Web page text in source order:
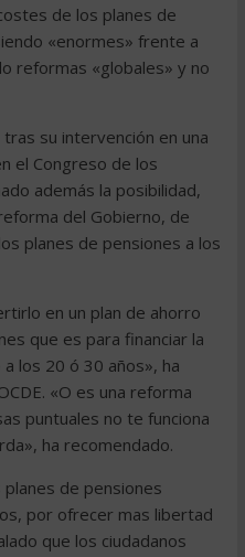
de los planes de
«enormes» frente a
reformas «globales» y no
su intervención en una
el Congreso de los
además la posibilidad,
del Gobierno, de
planes de pensiones a los
en un plan de ahorro
que es para financiar la
los 20 ó 30 años», ha
«O es una reforma
puntuales no te funciona
ha recomendado.
de pensiones
por ofrecer mas libertad
que los ciudadanos